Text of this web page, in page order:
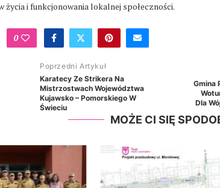
życia i funkcjonowania lokalnej społeczności.
0
Poprzedni Artykuł
Karatecy Ze Strikera Na
Mistrzostwach Województwa
Kujawsko – Pomorskiego W
Świeciu
Gmina
Dla
MOŻE CI SIĘ